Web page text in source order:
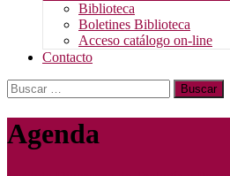
Biblioteca
Boletines Biblioteca
Acceso catálogo on-line
Contacto
Buscar:
Agenda